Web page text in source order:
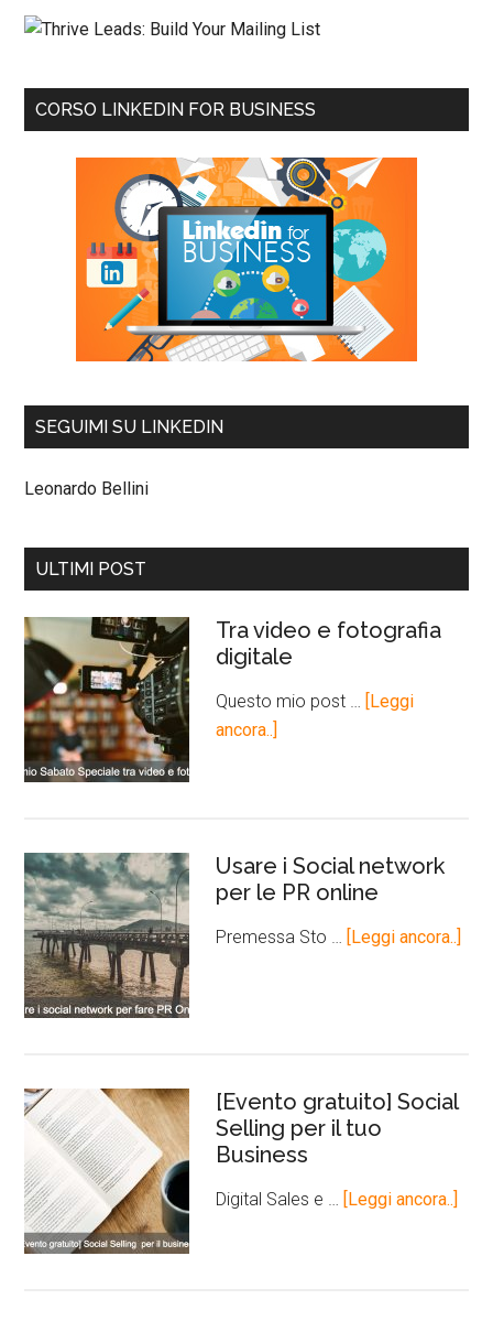
CORSO LINKEDIN FOR BUSINESS
SEGUIMI SU LINKEDIN
Leonardo Bellini
ULTIMI POST
Tra video e fotografia
digitale
Questo mio post …
[Leggi
ancora..]
Usare i Social network
per le PR online
Premessa Sto … [Leggi ancora..]
[Evento gratuito] Social
Selling per il tuo
Business
Digital Sales e … [Leggi ancora..]